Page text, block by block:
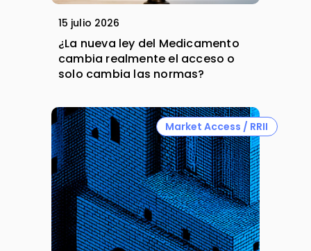
15 julio 2026
¿La nueva ley del Medicamento
cambia realmente el acceso o
solo cambia las normas?
Market Access / RRII